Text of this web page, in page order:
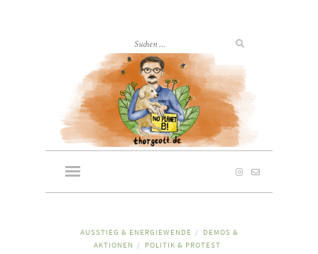
AUSSTIEG & ENERGIEWENDE /
DEMOS &
AKTIONEN
/ POLITIK & PROTEST